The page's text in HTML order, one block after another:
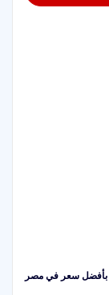
بأفضل سعر في مصر